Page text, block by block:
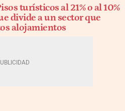
turísticos al 21% o al 10%
divide a un sector que
alojamientos